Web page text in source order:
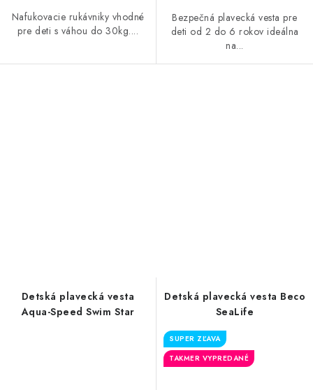
Nafukovacie rukávniky vhodné
pre deti s váhou do 30kg....
Bezpečná plavecká vesta pre
deti od 2 do 6 rokov ideálna
na...
Detská plavecká vesta
Aqua-Speed Swim Star
Detská plavecká vesta Beco
SeaLife
SUPER ZĽAVA
TAKMER VYPREDANÉ